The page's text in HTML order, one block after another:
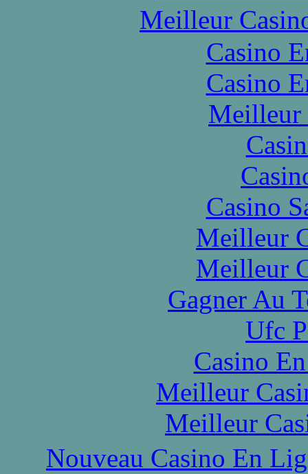
Meilleur
Casino
Casino
Meilleur
Casino
Meilleur
Meilleur
Gagner Au
Ufc
Casino
Meilleur
Meilleur
Nouveau Casino En